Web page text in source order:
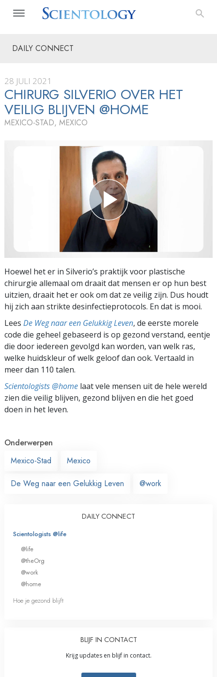
DAILY CONNECT
28 JULI 2021
CHIRURG SILVERIO OVER HET
VEILIG BLIJVEN @HOME
MEXICO-STAD, MEXICO
Hoewel het er in Silverio’s praktijk voor plastische
chirurgie allemaal om draait dat mensen er op hun best
uitzien, draait het er ook om dat ze veilig zijn. Dus houdt
hij zich aan strikte desinfectieprotocols. En dat is mooi.
Lees De Weg naar een Gelukkig Leven, de eerste morele
code die geheel gebaseerd is op gezond verstand, eentje
die door iedereen gevolgd kan worden, van welk ras,
welke huidskleur of welk geloof dan ook. Vertaald in
meer dan 110 talen.
Scientologists @home laat vele mensen uit de hele wereld
zien die veilig blijven, gezond blijven en die het goed
doen in het leven.
Onderwerpen
Mexico-Stad
Mexico
De Weg naar een Gelukkig Leven @work
DAILY CONNECT
Scientologists @life
@life
@theOrg
@work
@home
Hoe je gezond blijft
BLIJF IN CONTACT
Krijg updates en blijf in contact.